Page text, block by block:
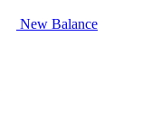
New Balance